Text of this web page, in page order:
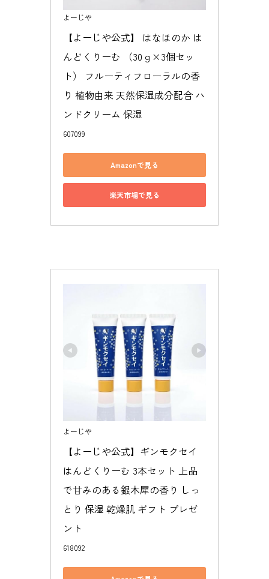
よーじや
【よーじや公式】 はなほのか は
んどくりーむ （30ｇ×3個セッ
ト） フルーティフローラルの香
り 植物由来 天然保湿成分配合 ハ
ンドクリーム 保湿
607099
Amazonで見る
楽天市場で見る
よーじや
【よーじや公式】ギンモクセイ
はんどくりーむ 3本セット 上品
で甘みのある銀木犀の香り しっ
とり 保湿 乾燥肌 ギフト プレゼ
ント
618092
目次
よーじやさんのハンドクリーム一覧
4種類を使い比べた、個人的な感想
お気に入りの香りは、ココロを豊かにするよね
さりげない香りを身にまとう、おしゃれ